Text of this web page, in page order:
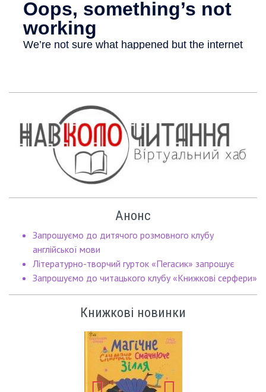
Анонс
Запрошуємо до дитячого розмовного клубу
англійської мови
Літературно-творчий гурток «Пегасик» запрошує
Запрошуємо до читацького клубу «Книжкові серфери»
Книжкові новинки